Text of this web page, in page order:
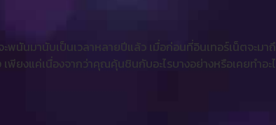
นันมานับเป็นเวลาหลายปีแล้ว เมื่อก่อนที่อินเทอร์เน็ตจะม
พียงแค่เนื่องจากว่าคุณคุ้นชินกับอะไรบางอย่างหรือเคยทำอ